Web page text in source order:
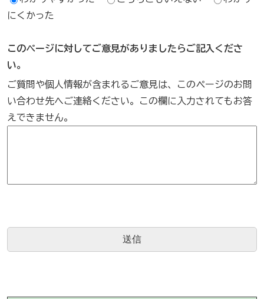
にくかった
このページに対してご意見がありましたらご記入くださ
い。
ご質問や個人情報が含まれるご意見は、このページのお問
い合わせ先へご連絡ください。この欄に入力されてもお答
えできません。